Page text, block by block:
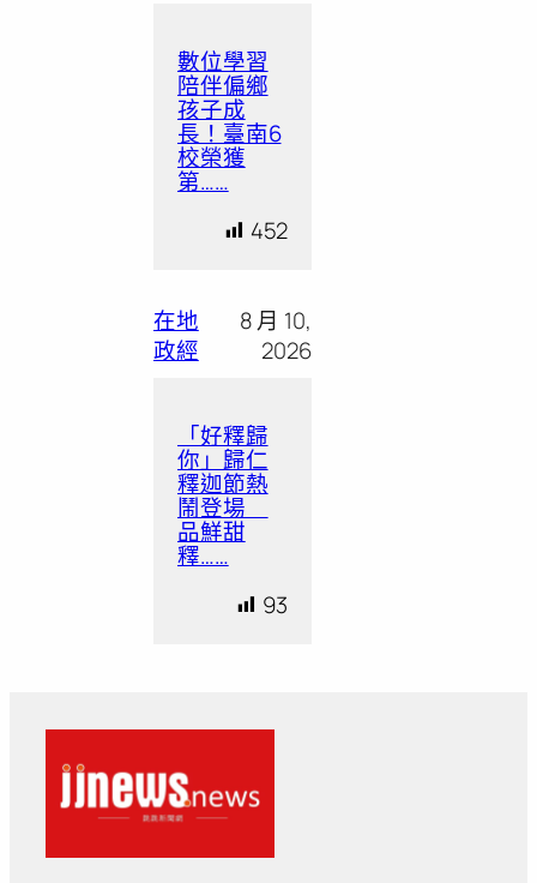
數位學習
陪伴偏鄉
孩子成
長！臺南6
校榮獲
第……
452
在地
政經
8 月 10,
2026
「好釋歸
你」歸仁
釋迦節熱
鬧登場
品鮮甜
釋……
93